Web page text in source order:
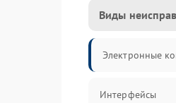
Виды
Электронные
Интерфейсы